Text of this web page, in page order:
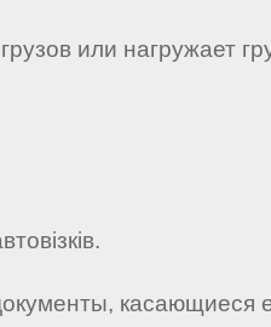
или нагружает
касающиеся